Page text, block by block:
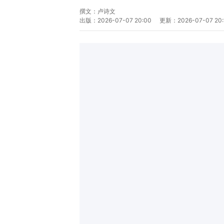
撰文： 卢诗文
出版： 2026-07-07 20:00 更新： 2026-07-07